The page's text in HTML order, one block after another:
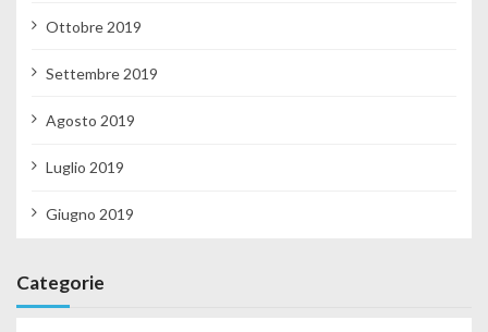
Ottobre 2019
Settembre 2019
Agosto 2019
Luglio 2019
Giugno 2019
Categorie